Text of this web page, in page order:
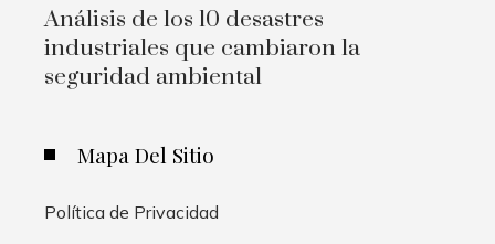
Análisis de los 10 desastres
industriales que cambiaron la
seguridad ambiental
Mapa Del Sitio
Política de Privacidad